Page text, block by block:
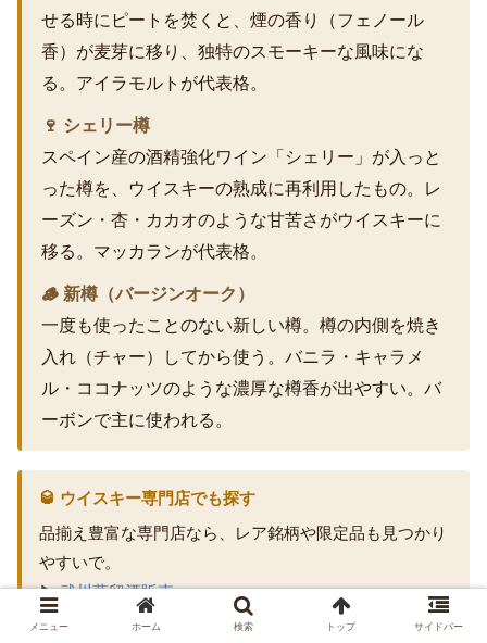
せる時にピートを焚くと、煙の香り（フェノール
香）が麦芽に移り、独特のスモーキーな風味にな
る。アイラモルトが代表格。
🍷 シェリー樽
スペイン産の酒精強化ワイン「シェリー」が入っと
った樽を、ウイスキーの熟成に再利用したもの。レ
ーズン・杏・カカオのような甘苦さがウイスキーに
移る。マッカランが代表格。
🪵 新樽（バージンオーク）
一度も使ったことのない新しい樽。樽の内側を焼き
入れ（チャー）してから使う。バニラ・キャラメ
ル・ココナッツのような濃厚な樽香が出やすい。バ
ーボンで主に使われる。
🥃 ウイスキー専門店でも探す
品揃え豊富な専門店なら、レア銘柄や限定品も見つかり
やすいで。
▶武川蒸留酒販売
▶
MALKS（モルクス）
メニュー ホーム 検索 トップ サイドバー